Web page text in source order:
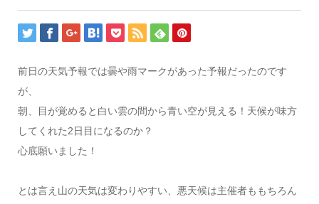
前日の天気予報では曇や雨マークがあった予報だったのです
が、
朝、目が覚めると白い雲の間から青い空が見える！天候が味方
してくれた2日目になるのか？
心底願いました！
とは言え山の天気は変わりやすい、悪天候は主催者ももちろん